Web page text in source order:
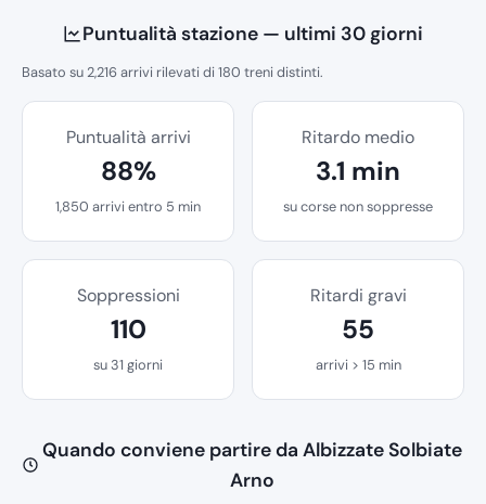
Puntualità stazione — ultimi 30 giorni
Basato su 2,216 arrivi rilevati di 180 treni distinti.
Puntualità arrivi
88%
1,850 arrivi entro 5 min
Ritardo medio
3.1 min
su corse non soppresse
Soppressioni
110
su 31 giorni
Ritardi gravi
55
arrivi > 15 min
Quando conviene partire da Albizzate Solbiate
Arno